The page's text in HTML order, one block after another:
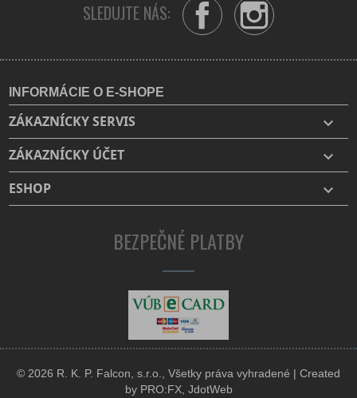
SLEDUJTE NÁS: FacebookInstagram
INFORMÁCIE O E-SHOPE
ZÁKAZNÍCKY SERVIS 
ZÁKAZNÍCKY ÚČET 
ESHOP 
BEZPEČNÉ PLATBY
© 2026 R. K. P. Falcon, s.r.o., Všetky práva vyhradené | Created
by PRO:FX, JdotWeb